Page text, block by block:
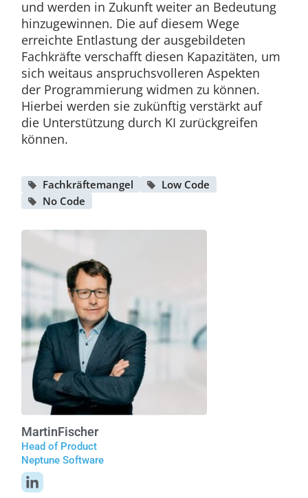
und werden in Zukunft weiter an Bedeutung
hinzugewinnen. Die auf diesem Wege
erreichte Entlastung der ausgebildeten
Fachkräfte verschafft diesen Kapazitäten, um
sich weitaus anspruchsvolleren Aspekten
der Programmierung widmen zu können.
Hierbei werden sie zukünftig verstärkt auf
die Unterstützung durch KI zurückgreifen
können.
Fachkräftemangel
Low Code
No Code
MartinFischer
Head of Product
Neptune Software